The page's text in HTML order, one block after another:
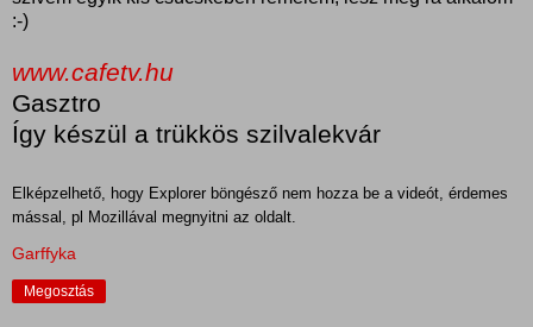
:-)
www.cafetv.hu
Gasztro
Így készül a trükkös szilvalekvár
Elképzelhető, hogy Explorer böngésző nem hozza be a videót, érdemes
mással, pl Mozillával megnyitni az oldalt.
Garffyka
Megosztás